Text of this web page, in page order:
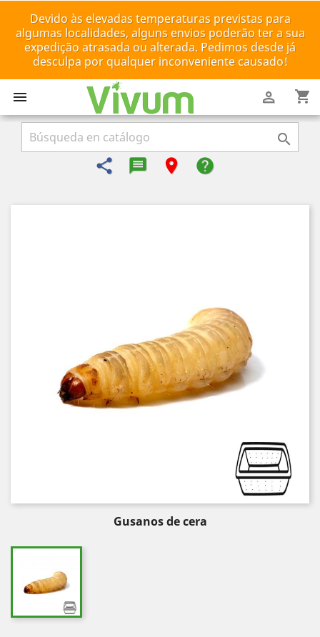
Devido às elevadas temperaturas previstas para
algumas localidades, alguns envios poderão ter a sua
expedição atrasada ou alterada. Pedimos desde já
desculpa por qualquer inconveniente causado!
 shopping_cart


share message-reply-text
room help
Gusanos de cera